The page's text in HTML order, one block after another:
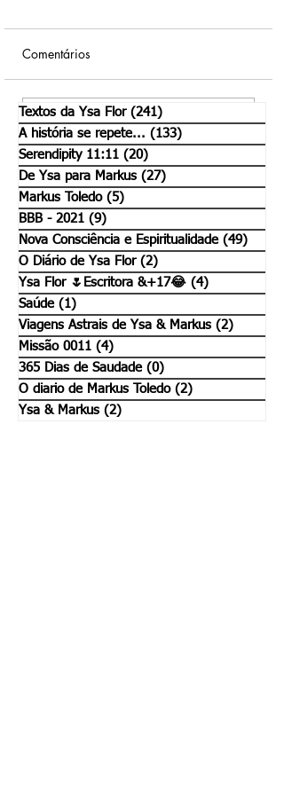
O Diário de Markus
Toledo
Comentários
Escreva um comentário
Textos da Ysa Flor (241)
A história se repete... (133)
Serendipity 11:11 (20)
De Ysa para Markus (27)
Markus Toledo (5)
BBB - 2021 (9)
Nova Consciência e Espiritualidade (49)
O Diário de Ysa Flor (2)
Ysa Flor 🌷Escritora &+17😂 (4)
Saúde (1)
Viagens Astrais de Ysa & Markus (2)
Missão 0011 (4)
365 Dias de Saudade (0)
O diario de Markus Toledo (2)
Ysa & Markus (2)